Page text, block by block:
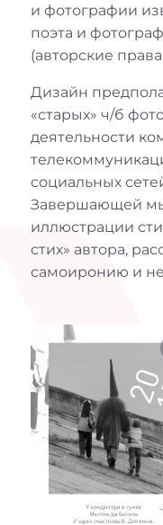
и фотографии
поэта и
(авторские
Дизайн
«старых» ч/б
деятельности
социальных
Завершающей
иллюстрации
стих» автора,
самоиронию и